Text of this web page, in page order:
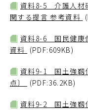
資料8-5 介護人材
関する提言 参考資料
資料8-6 国民健康
資料 (PDF:609KB)
資料9-1 国土強靱
点〕
(PDF:36.2KB)
資料9-2 国土強靱